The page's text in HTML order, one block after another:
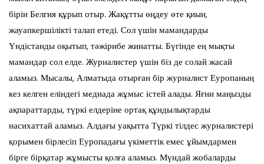
бірін Белгия құрып отыр. Жақұтты өңдеу өте қиын,
жауапкершілікті талап етеді. Сол үшін мамандарды
Үндістанды оқытып, тәжірибе жинатты. Бүгінде ең мықты
мамандар сол елде. Журналистер үшін біз де солай жасай
аламыз. Мысалы, Алматыда отырған бір журналист Еуропаның
кез келген еліндегі медиада жұмыс істей алады. Яғни маңызды
ақпараттарды, түркі елдеріне ортақ құндылықтарды
насихаттай аламыз. Алдағы уақытта Түркі тілдес журналистері
қорымен бірлесіп Еуропадағы үкіметтік емес ұйымдармен
бірге бірқатар жұмысты қолға аламыз. Мүндай жобаларды